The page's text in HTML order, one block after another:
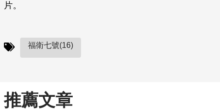
片。
福衛七號(16)
推薦文章